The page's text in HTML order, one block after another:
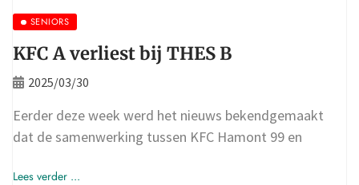
SENIORS
KFC A verliest bij THES B
2025/03/30
Eerder deze week werd het nieuws bekendgemaakt
dat de samenwerking tussen KFC Hamont 99 en
Lees verder ...